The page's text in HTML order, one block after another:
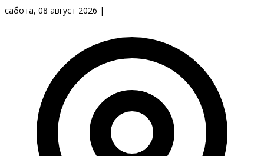
сабота, 08 август 2026 |